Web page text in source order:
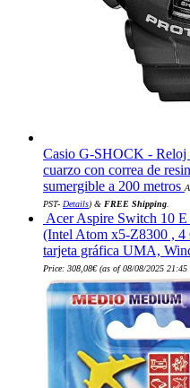
Casio G-SHOCK - Reloj
cuarzo con correa de
sumergible a 200 metros
PST- Details) & FREE Shipping
Acer Aspire Switch 10
(Intel Atom x5-Z8300 ,
tarjeta gráfica UMA,
Price: 308,08€(as of 08/08/2025 21:45